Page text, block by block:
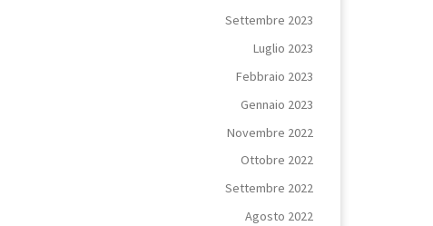
Settembre 2023
Luglio 2023
Febbraio 2023
Gennaio 2023
Novembre 2022
Ottobre 2022
Settembre 2022
Agosto 2022